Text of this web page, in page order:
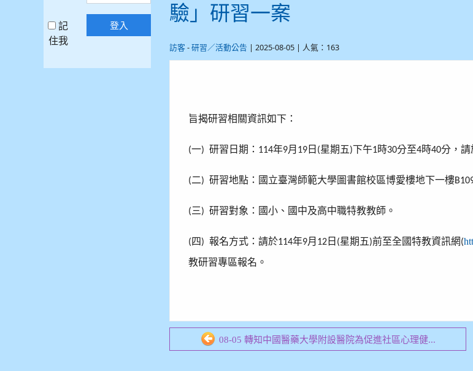
驗」研習一案
訪客 -研習／活動公告 | 2025-08-05 | 人氣：163
旨揭研習相關資訊如下：
(一)研習日期： 114年9月 19 日 (星期五)下午1時30分至4時40分，請
(二)研習地點：國立臺灣師範大學圖書館校區博愛樓地下一樓
(三)研習對象：國小、國中及高中職特教教師。
(四)報名方式：請於114年9月 12 日 (星期五)前至全國特教資訊網(
教研習專區報名。
08-05 轉知中國醫藥大學附設醫院為促進社區心理健...
記
住我
登入